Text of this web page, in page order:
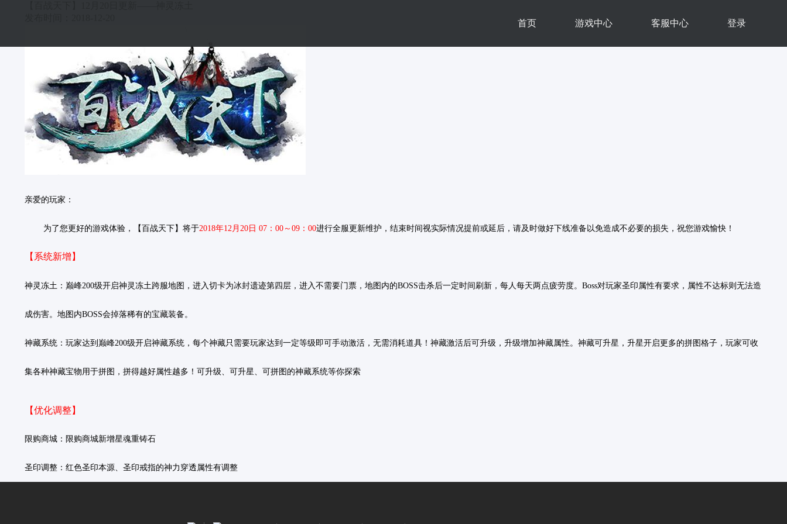
首页 游戏中心 客服中心 登录
亲爱的玩家：
为了您更好的游戏体验，【百战天下】将于2018年12月20日 07：00～09：00进行全服更新维护，结束时间视实际情况提前或延后，请及时做好下线准备以免造成不必要的损失，祝您游戏愉快！
【系统新增】
神灵冻土： 巅峰200级开启神灵冻土跨服地图，进入切卡为冰封遗迹第四层，进入不需要门票，地图内的BOSS击杀后一定时间刷新，每人每天两点疲劳度。Boss对玩家圣印属性有要求，属性不达标则无法造
成伤害。地图内BOSS会掉落稀有的宝藏装备。
神藏系统： 玩家达到巅峰200级开启神藏系统，每个神藏只需要玩家达到一定等级即可手动激活，无需消耗道具！神藏激活后可升级，升级增加神藏属性。神藏可升星，升星开启更多的拼图格子，玩家可收
集各种神藏宝物用于拼图，拼得越好属性越多！可升级、可升星、可拼图的神藏系统等你探索
【优化调整】
限购商城： 限购商城新增星魂重铸石
圣印调整： 红色圣印本源、圣印戒指的神力穿透属性有调整